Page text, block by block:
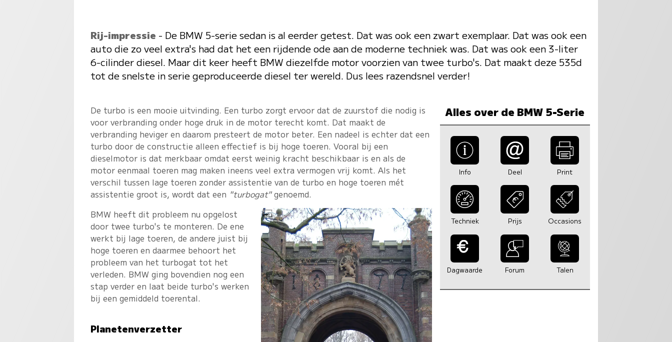
Rij-impressie - De BMW 5-serie sedan is al eerder getest. Dat was ook een zwart exemplaar. Dat was ook een
auto die zo veel extra's had dat het een rijdende ode aan de moderne techniek was. Dat was ook een 3-liter
6-cilinder diesel. Maar dit keer heeft BMW diezelfde motor voorzien van twee turbo's. Dat maakt deze 535d
tot de snelste in serie geproduceerde diesel ter wereld. Dus lees razendsnel verder!
De turbo is een mooie uitvinding. Een turbo zorgt ervoor dat de zuurstof die nodig is
voor verbranding onder hoge druk in de motor terecht komt. Dat maakt de
verbranding heviger en daarom presteert de motor beter. Een nadeel is echter dat een
turbo door de constructie alleen effectief is bij hoge toeren. Vooral bij een
dieselmotor is dat merkbaar omdat eerst weinig kracht beschikbaar is en als de
motor eenmaal toeren mag maken ineens veel extra vermogen vrij komt. Als het
verschil tussen lage toeren zonder assistentie van de turbo en hoge toeren mét
assistentie groot is, wordt dat een "turbogat"genoemd.
BMW heeft dit probleem nu opgelost
door twee turbo's te monteren. De ene
werkt bij lage toeren, de andere juist bij
hoge toeren en daarmee behoort het
probleem van het turbogat tot het
verleden. BMW ging bovendien nog een
stap verder en laat beide turbo's werken
bij een gemiddeld toerental.
Planetenverzetter
Alles over de BMW 5-Serie
Info Deel Print
Techniek Prijs Occasions
Dagwaarde Forum Talen